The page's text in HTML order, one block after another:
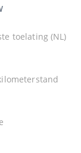
toelating (NL)